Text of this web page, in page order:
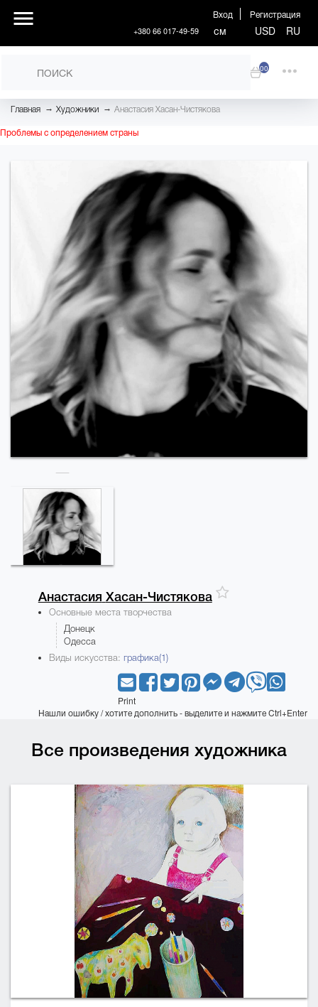
Вход Регистрация
+380 66 017-49-59 см USD RU
00
Главная → Художники → Анастасия Хасан-Чистякова
Проблемы с определением страны
Анастасия Хасан-Чистякова
Основные места творчества
Донецк
Одесса
Виды искусства: графика(1)
Print
Нашли ошибку / хотите дополнить - выделите и нажмите Ctrl+Enter
Все произведения художника